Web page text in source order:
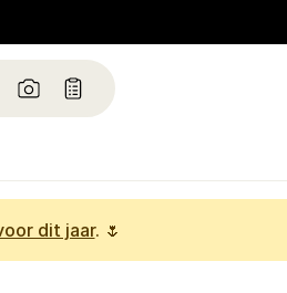
dit jaar. 🌷